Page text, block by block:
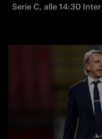
Serie C, alle 14:30